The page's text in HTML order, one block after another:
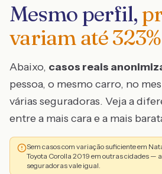
Mesmo perfil,
variam até323%
Abaixo, casos reais
pessoa, o mesmo carro, no
várias seguradoras. Veja a
entre a mais cara e a mais
Sem casos com variação suficiente em
Toyota Corolla 2019 em outras cidades —
seguradoras vale igual.